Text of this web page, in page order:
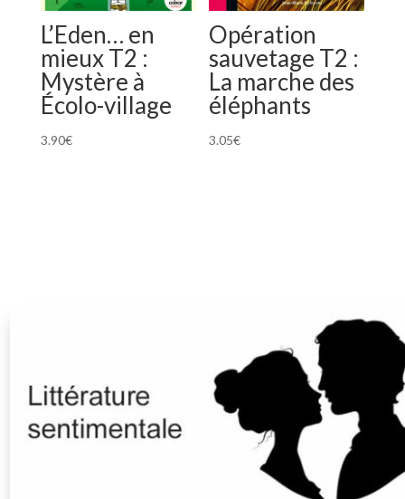
L’Eden… en
mieux T2 :
Mystère à
Écolo-village
3.90€
Opération
sauvetage T2 :
La marche des
éléphants
3.05€